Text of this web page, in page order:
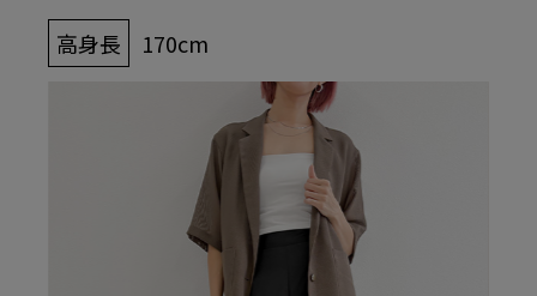
高身長 170cm